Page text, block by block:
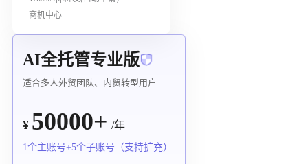
商机中心
AI全托管专业版
适合多人外贸团队、内贸转型用户
¥ 50000+ /年
1个主账号+5个子账号（支持扩充）